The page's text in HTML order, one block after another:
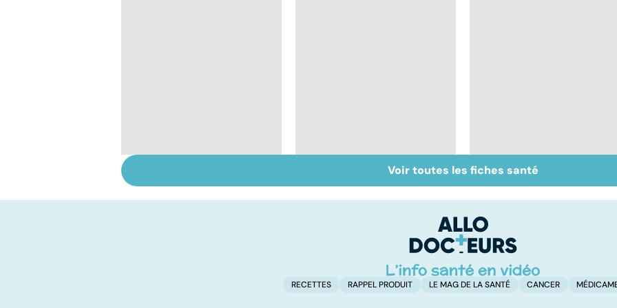
pour et le contre
Tout savoir sur les
infections
Inflammation des
amygdales : que faire
Voir toutes les fiches santé
RECETTES RAPPEL PRODUIT LE MAG DE LA SANTÉ CANCER